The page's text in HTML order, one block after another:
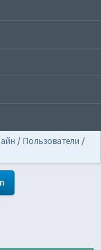
/ Пользователи /